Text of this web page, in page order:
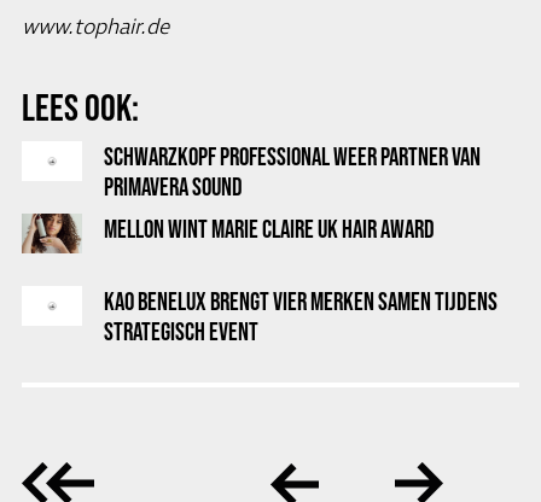
www.tophair.de
LEES OOK:
SCHWARZKOPF PROFESSIONAL WEER PARTNER VAN
PRIMAVERA SOUND
MELLON WINT MARIE CLAIRE UK HAIR AWARD
KAO BENELUX BRENGT VIER MERKEN SAMEN TIJDENS
STRATEGISCH EVENT